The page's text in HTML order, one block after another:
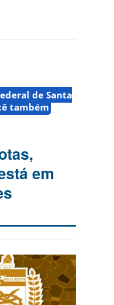
de Santa
também
em